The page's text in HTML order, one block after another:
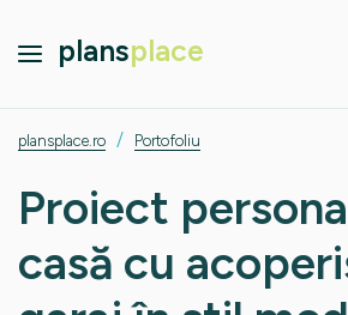
plansplace
plansplace.ro / Portofoliu
Proiect
casă cu